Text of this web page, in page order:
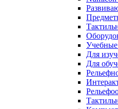
Учебные
Для
Для